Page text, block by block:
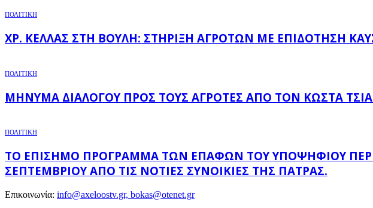
ΠΟΛΙΤΙΚΗ
ΧΡ. ΚΈΛΛΑΣ ΣΤΗ ΒΟΥΛΉ: ΣΤΉΡΙΞΗ ΑΓΡΟΤΏΝ ΜΕ ΕΠΙΔΌΤΗΣΗ
ΠΟΛΙΤΙΚΗ
ΜΉΝΥΜΑ ΔΙΑΛΌΓΟΥ ΠΡΟΣ ΤΟΥΣ ΑΓΡΌΤΕΣ ΑΠΌ ΤΟΝ ΚΏΣΤΑ
ΠΟΛΙΤΙΚΗ
ΤΟ ΕΠΊΣΗΜΟ ΠΡΌΓΡΑΜΜΑ ΤΩΝ ΕΠΑΦΏΝ ΤΟΥ ΥΠΟΨΉΦΙΟΥ
ΣΕΠΤΕΜΒΡΊΟΥ ΑΠΌ ΤΙΣ ΝΌΤΙΕΣ ΣΥΝΟΙΚΊΕΣ ΤΗΣ ΠΆΤΡΑΣ.
Επικοινωνία: info@axeloostv.gr, bokas@otenet.gr